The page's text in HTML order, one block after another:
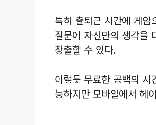
특히 출퇴근 시간에 게
질문에 자신만의 생각을
창출할 수 있다.
이렇듯 무료한 공백의
능하지만 모바일에서 헤